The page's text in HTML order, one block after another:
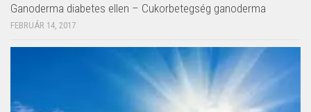
Ganoderma diabetes ellen – Cukorbetegség ganoderma
FEBRUÁR 14, 2017